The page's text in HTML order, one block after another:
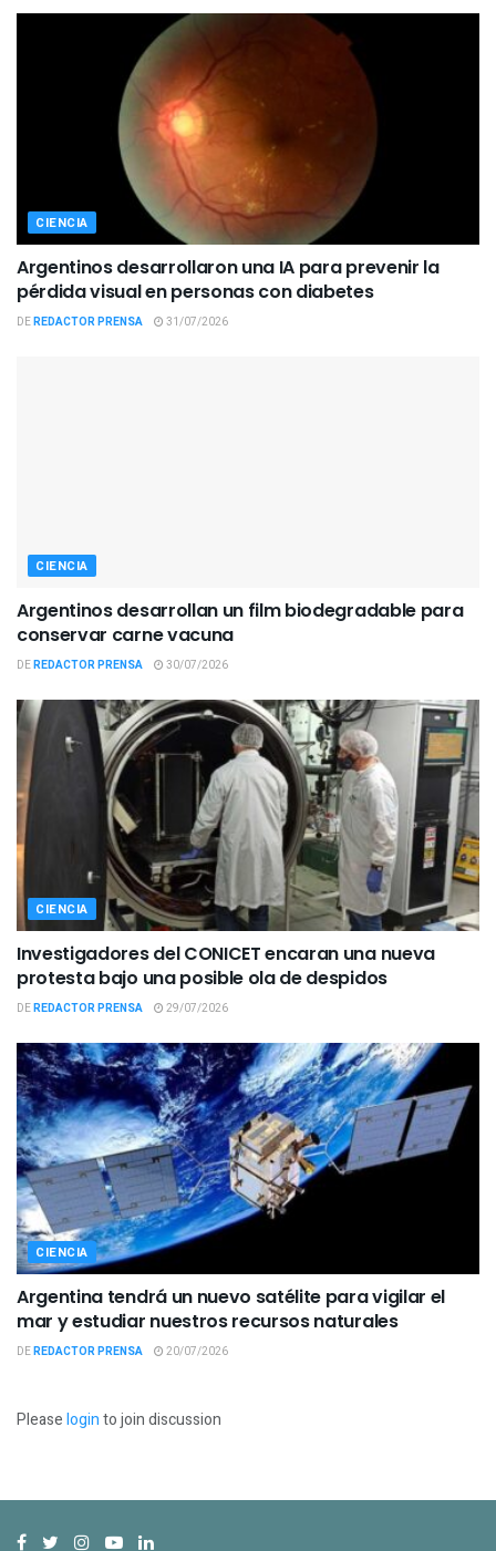
CIENCIA
Argentinos desarrollaron una IA para prevenir la
pérdida visual en personas con diabetes
DEREDACTOR PRENSA 31/07/2026
CIENCIA
Argentinos desarrollan un film biodegradable para
conservar carne vacuna
DEREDACTOR PRENSA 30/07/2026
CIENCIA
Investigadores del CONICET encaran una nueva
protesta bajo una posible ola de despidos
DEREDACTOR PRENSA 29/07/2026
CIENCIA
Argentina tendrá un nuevo satélite para vigilar el
mar y estudiar nuestros recursos naturales
DEREDACTOR PRENSA 20/07/2026
Pleaseloginto join discussion